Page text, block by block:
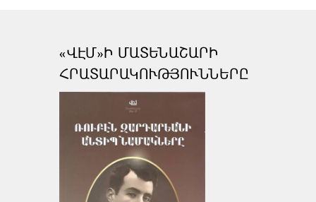
«ՎԷՄ»Ի ՄԱՏԵՆԱՇԱՐԻ
ՀՐԱՏԱՐԱԿՈՒԹՅՈՒՆՆԵՐԸ